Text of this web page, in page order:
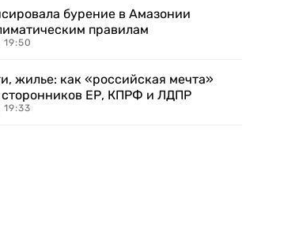
бурение в Амазонии
правилам
жилье: как «российская мечта»
сторонников ЕР, КПРФ и ЛДПР